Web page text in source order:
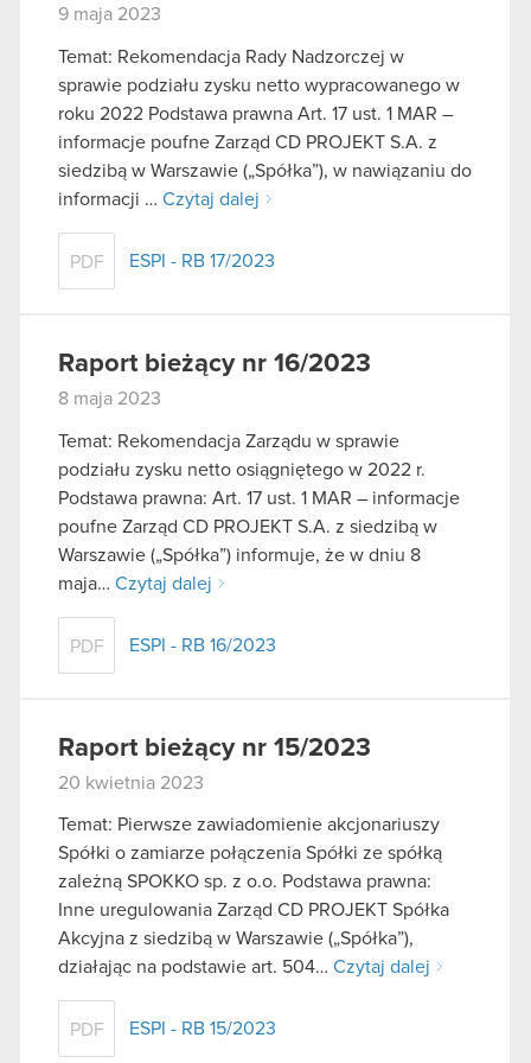
9 maja 2023
Temat: Rekomendacja Rady Nadzorczej w
sprawie podziału zysku netto wypracowanego w
roku 2022 Podstawa prawna Art. 17 ust. 1 MAR –
informacje poufne Zarząd CD PROJEKT S.A. z
siedzibą w Warszawie („Spółka”), w nawiązaniu do
informacji … Czytaj dalej
PDF ESPI - RB 17/2023
Raport bieżący nr 16/2023
8 maja 2023
Temat: Rekomendacja Zarządu w sprawie
podziału zysku netto osiągniętego w 2022 r.
Podstawa prawna: Art. 17 ust. 1 MAR – informacje
poufne Zarząd CD PROJEKT S.A. z siedzibą w
Warszawie („Spółka”) informuje, że w dniu 8
maja… Czytaj dalej
PDF ESPI - RB 16/2023
Raport bieżący nr 15/2023
20 kwietnia 2023
Temat: Pierwsze zawiadomienie akcjonariuszy
Spółki o zamiarze połączenia Spółki ze spółką
zależną SPOKKO sp. z o.o. Podstawa prawna:
Inne uregulowania Zarząd CD PROJEKT Spółka
Akcyjna z siedzibą w Warszawie („Spółka”),
działając na podstawie art. 504… Czytaj dalej
PDF ESPI - RB 15/2023